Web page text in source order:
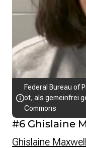
Federal Bureau of
ot, als gemeinfrei
Commons
#6 Ghislaine
Ghislaine Maxwell